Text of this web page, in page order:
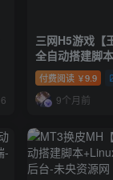
6
三网H5游戏【
全自动搭建脚
安卓APP+修复
付费阅读 ￥9.9
9个月前